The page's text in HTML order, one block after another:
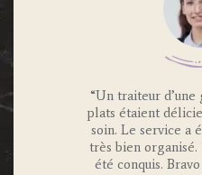
invités
“Un traiteur d’une
plats étaient
soin. Le service a
très bien organisé.
été conquis.